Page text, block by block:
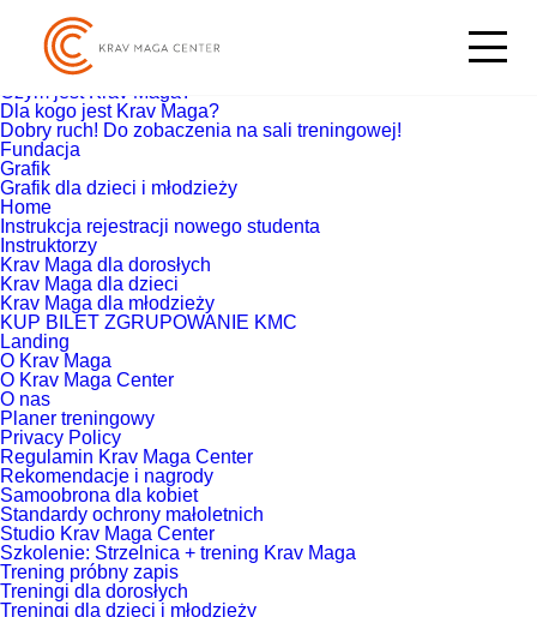
Strony
Co zyskasz trenując Krav Maga?
Czym jest Krav Maga?
Dla kogo jest Krav Maga?
Dobry ruch! Do zobaczenia na sali treningowej!
Fundacja
Grafik
Grafik dla dzieci i młodzieży
Home
Instrukcja rejestracji nowego studenta
Instruktorzy
Krav Maga dla dorosłych
Krav Maga dla dzieci
Krav Maga dla młodzieży
KUP BILET ZGRUPOWANIE KMC
Landing
O Krav Maga
O Krav Maga Center
O nas
Planer treningowy
Privacy Policy
Regulamin Krav Maga Center
Rekomendacje i nagrody
Samoobrona dla kobiet
Standardy ochrony małoletnich
Studio Krav Maga Center
Szkolenie: Strzelnica + trening Krav Maga
Trening próbny zapis
Treningi dla dorosłych
Treningi dla dzieci i młodzieży